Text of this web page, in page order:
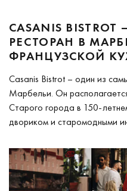
CASANIS
РЕСТОРАН В
ФРАНЦУЗСКОЙ
Casanis Bistrot – один из
Марбельи. Он
Старого города в 150-
двориком и старомодными